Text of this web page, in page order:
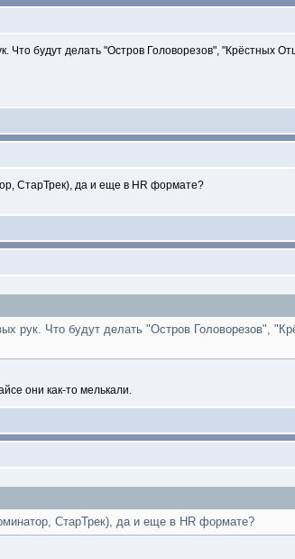
Что будут делать "Остров Головорезов", "Крёстных
СтарТрек), да и еще в HR формате?
рук. Что будут делать "Остров Головорезов",
они как-то мелькали.
СтарТрек), да и еще в HR формате?